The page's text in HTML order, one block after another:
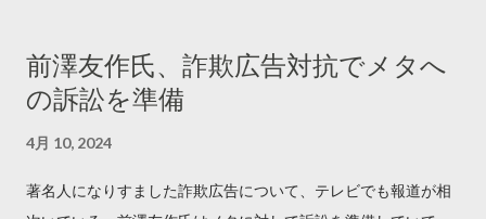
トするのか？ https://marketing.twitter.com/ja/insights/kakusan
前澤友作氏、詐欺広告対抗でメタへ
の訴訟を準備
4月 10, 2024
著名人になりすました詐欺広告について、テレビでも報道が相